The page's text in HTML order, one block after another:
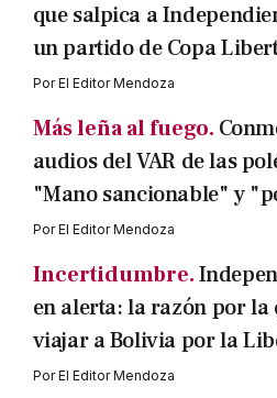
que salpica a
un partido de Copa
PorEl Editor Mendoza
Más leña al fuego.
audios del VAR de las
"Mano sancionable" y
PorEl Editor Mendoza
Incertidumbre.
en alerta: la razón por la
viajar a Bolivia por la
PorEl Editor Mendoza